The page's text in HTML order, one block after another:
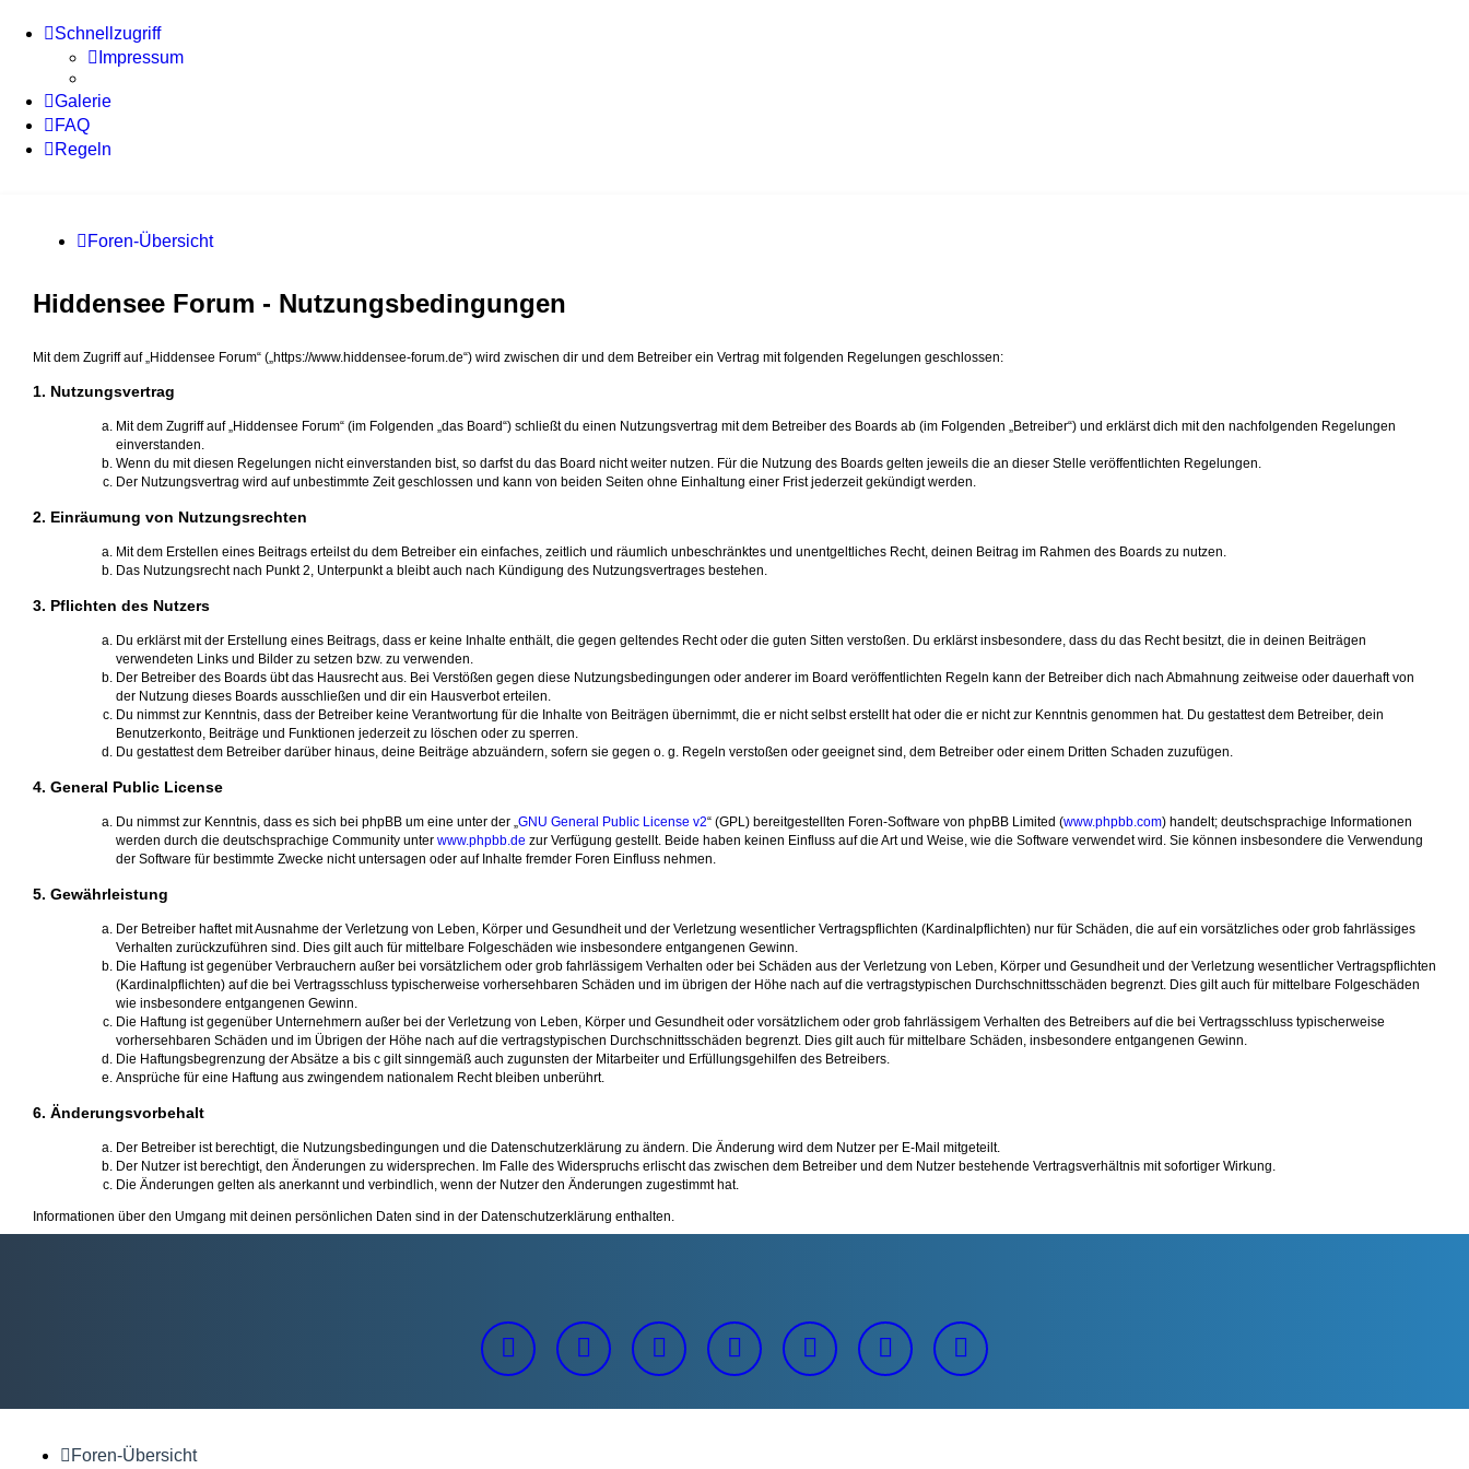
Schnellzugriff
Impressum
Galerie
FAQ
Regeln
Foren-Übersicht
Hiddensee Forum - Nutzungsbedingungen
Mit dem Zugriff auf „Hiddensee Forum“ („https://www.hiddensee-forum.de“) wird zwischen dir und dem Betreiber ein Vertrag mit folgenden Regelungen geschlossen:
1. Nutzungsvertrag
Mit dem Zugriff auf „Hiddensee Forum“ (im Folgenden „das Board“) schließt du einen Nutzungsvertrag mit dem Betreiber des Boards ab (im Folgenden „Betreiber“) und erklärst dich mit den nachfolgenden Regelungen
einverstanden.
Wenn du mit diesen Regelungen nicht einverstanden bist, so darfst du das Board nicht weiter nutzen. Für die Nutzung des Boards gelten jeweils die an dieser Stelle veröffentlichten Regelungen.
Der Nutzungsvertrag wird auf unbestimmte Zeit geschlossen und kann von beiden Seiten ohne Einhaltung einer Frist jederzeit gekündigt werden.
2. Einräumung von Nutzungsrechten
Mit dem Erstellen eines Beitrags erteilst du dem Betreiber ein einfaches, zeitlich und räumlich unbeschränktes und unentgeltliches Recht, deinen Beitrag im Rahmen des Boards zu nutzen.
Das Nutzungsrecht nach Punkt 2, Unterpunkt a bleibt auch nach Kündigung des Nutzungsvertrages bestehen.
3. Pflichten des Nutzers
Du erklärst mit der Erstellung eines Beitrags, dass er keine Inhalte enthält, die gegen geltendes Recht oder die guten Sitten verstoßen. Du erklärst insbesondere, dass du das Recht besitzt, die in deinen Beiträgen
verwendeten Links und Bilder zu setzen bzw. zu verwenden.
Der Betreiber des Boards übt das Hausrecht aus. Bei Verstößen gegen diese Nutzungsbedingungen oder anderer im Board veröffentlichten Regeln kann der Betreiber dich nach Abmahnung zeitweise oder dauerhaft von
der Nutzung dieses Boards ausschließen und dir ein Hausverbot erteilen.
Du nimmst zur Kenntnis, dass der Betreiber keine Verantwortung für die Inhalte von Beiträgen übernimmt, die er nicht selbst erstellt hat oder die er nicht zur Kenntnis genommen hat. Du gestattest dem Betreiber, dein
Benutzerkonto, Beiträge und Funktionen jederzeit zu löschen oder zu sperren.
Du gestattest dem Betreiber darüber hinaus, deine Beiträge abzuändern, sofern sie gegen o. g. Regeln verstoßen oder geeignet sind, dem Betreiber oder einem Dritten Schaden zuzufügen.
4. General Public License
Du nimmst zur Kenntnis, dass es sich bei phpBB um eine unter der „GNU General Public License v2“ (GPL) bereitgestellten Foren-Software von phpBB Limited (www.phpbb.com) handelt; deutschsprachige Informationen
werden durch die deutschsprachige Community unter www.phpbb.de zur Verfügung gestellt. Beide haben keinen Einfluss auf die Art und Weise, wie die Software verwendet wird. Sie können insbesondere die Verwendung
der Software für bestimmte Zwecke nicht untersagen oder auf Inhalte fremder Foren Einfluss nehmen.
5. Gewährleistung
Der Betreiber haftet mit Ausnahme der Verletzung von Leben, Körper und Gesundheit und der Verletzung wesentlicher Vertragspflichten (Kardinalpflichten) nur für Schäden, die auf ein vorsätzliches oder grob fahrlässiges
Verhalten zurückzuführen sind. Dies gilt auch für mittelbare Folgeschäden wie insbesondere entgangenen Gewinn.
Die Haftung ist gegenüber Verbrauchern außer bei vorsätzlichem oder grob fahrlässigem Verhalten oder bei Schäden aus der Verletzung von Leben, Körper und Gesundheit und der Verletzung wesentlicher Vertragspflichten
(Kardinalpflichten) auf die bei Vertragsschluss typischerweise vorhersehbaren Schäden und im übrigen der Höhe nach auf die vertragstypischen Durchschnittsschäden begrenzt. Dies gilt auch für mittelbare Folgeschäden
wie insbesondere entgangenen Gewinn.
Die Haftung ist gegenüber Unternehmern außer bei der Verletzung von Leben, Körper und Gesundheit oder vorsätzlichem oder grob fahrlässigem Verhalten des Betreibers auf die bei Vertragsschluss typischerweise
vorhersehbaren Schäden und im Übrigen der Höhe nach auf die vertragstypischen Durchschnittsschäden begrenzt. Dies gilt auch für mittelbare Schäden, insbesondere entgangenen Gewinn.
Die Haftungsbegrenzung der Absätze a bis c gilt sinngemäß auch zugunsten der Mitarbeiter und Erfüllungsgehilfen des Betreibers.
Ansprüche für eine Haftung aus zwingendem nationalem Recht bleiben unberührt.
6. Änderungsvorbehalt
Der Betreiber ist berechtigt, die Nutzungsbedingungen und die Datenschutzerklärung zu ändern. Die Änderung wird dem Nutzer per E-Mail mitgeteilt.
Der Nutzer ist berechtigt, den Änderungen zu widersprechen. Im Falle des Widerspruchs erlischt das zwischen dem Betreiber und dem Nutzer bestehende Vertragsverhältnis mit sofortiger Wirkung.
Die Änderungen gelten als anerkannt und verbindlich, wenn der Nutzer den Änderungen zugestimmt hat.
Informationen über den Umgang mit deinen persönlichen Daten sind in der Datenschutzerklärung enthalten.
Foren-Übersicht